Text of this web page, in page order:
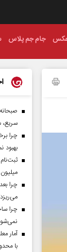
جام جم پلاس
سریع،
چرا
بهبود
چرا
چرا
با